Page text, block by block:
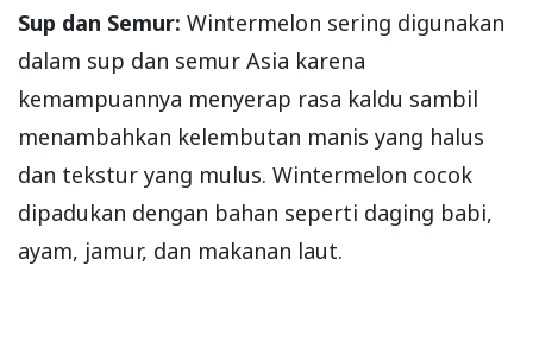
Sup dan Semur: Wintermelon sering digunakan
dalam sup dan semur Asia karena
kemampuannya menyerap rasa kaldu sambil
menambahkan kelembutan manis yang halus
dan tekstur yang mulus. Wintermelon cocok
dipadukan dengan bahan seperti daging babi,
ayam, jamur, dan makanan laut.